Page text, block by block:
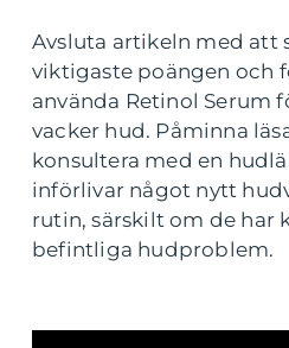
Avsluta artikeln med att
viktigaste poängen och
använda Retinol Serum
vacker hud. Påminna
konsultera med en
införlivar något nytt
rutin, särskilt om de har
befintliga hudproblem.